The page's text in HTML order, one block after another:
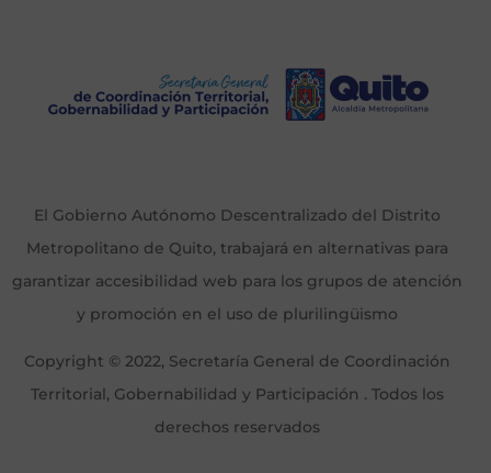
El Gobierno Autónomo Descentralizado del Distrito
Metropolitano de Quito, trabajará en alternativas para
garantizar accesibilidad web para los grupos de atención
y promoción en el uso de plurilingüismo
Copyright © 2022, Secretaría General de Coordinación
Territorial, Gobernabilidad y Participación . Todos los
derechos reservados